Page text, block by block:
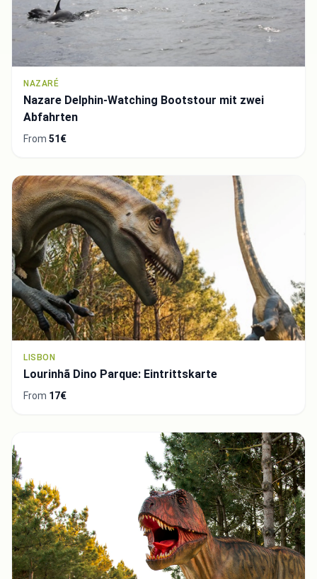
NAZARÉ
Nazare Delphin-Watching Bootstour mit zwei
Abfahrten
From 51€
LISBON
Lourinhã Dino Parque: Eintrittskarte
From 17€